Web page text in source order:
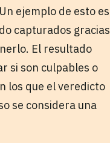
ejemplo de esto es
capturados gracias
El resultado
si son culpables o
los que el veredicto
se considera una